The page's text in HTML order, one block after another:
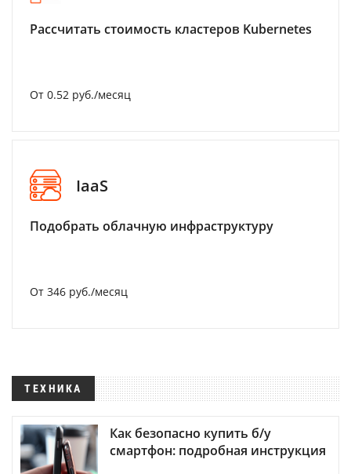
Рассчитать стоимость кластеров Kubernetes
От 0.52 руб./месяц
IaaS
Подобрать облачную инфраструктуру
От 346 руб./месяц
ТЕХНИКА
Как безопасно купить б/у
смартфон: подробная инструкция